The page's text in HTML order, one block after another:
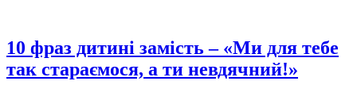
10 фраз дитині замість – «Ми для тебе
так стараємося, а ти невдячний!»